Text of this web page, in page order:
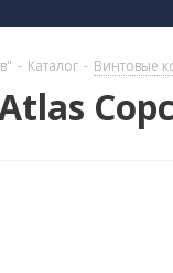
- Каталог - Винтовые